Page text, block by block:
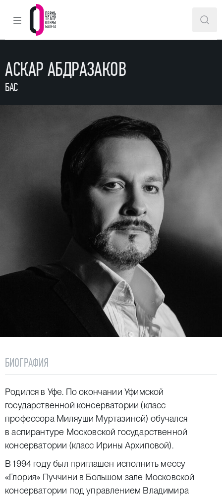
ГЛАВНОЕ МЕНЮ
Пермский театр оперы и балета
АСКАР АБДРАЗАКОВ
БАС
БИОГРАФИЯ
Родился в Уфе. По окончании Уфимской
государственной консерватории (класс
профессора Миляуши Муртазиной) обучался
в аспирантуре Московской государственной
консерватории (класс Ирины Архиповой).
В 1994 году был приглашен исполнить мессу
«Глория» Пуччини в Большом зале Московской
консерватории под управлением Владимира